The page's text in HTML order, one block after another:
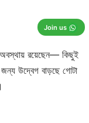
অবস্থায় রয়েছেন— কিছুই
জন্য উদ্বেগ বাড়ছে গোটা
Join us